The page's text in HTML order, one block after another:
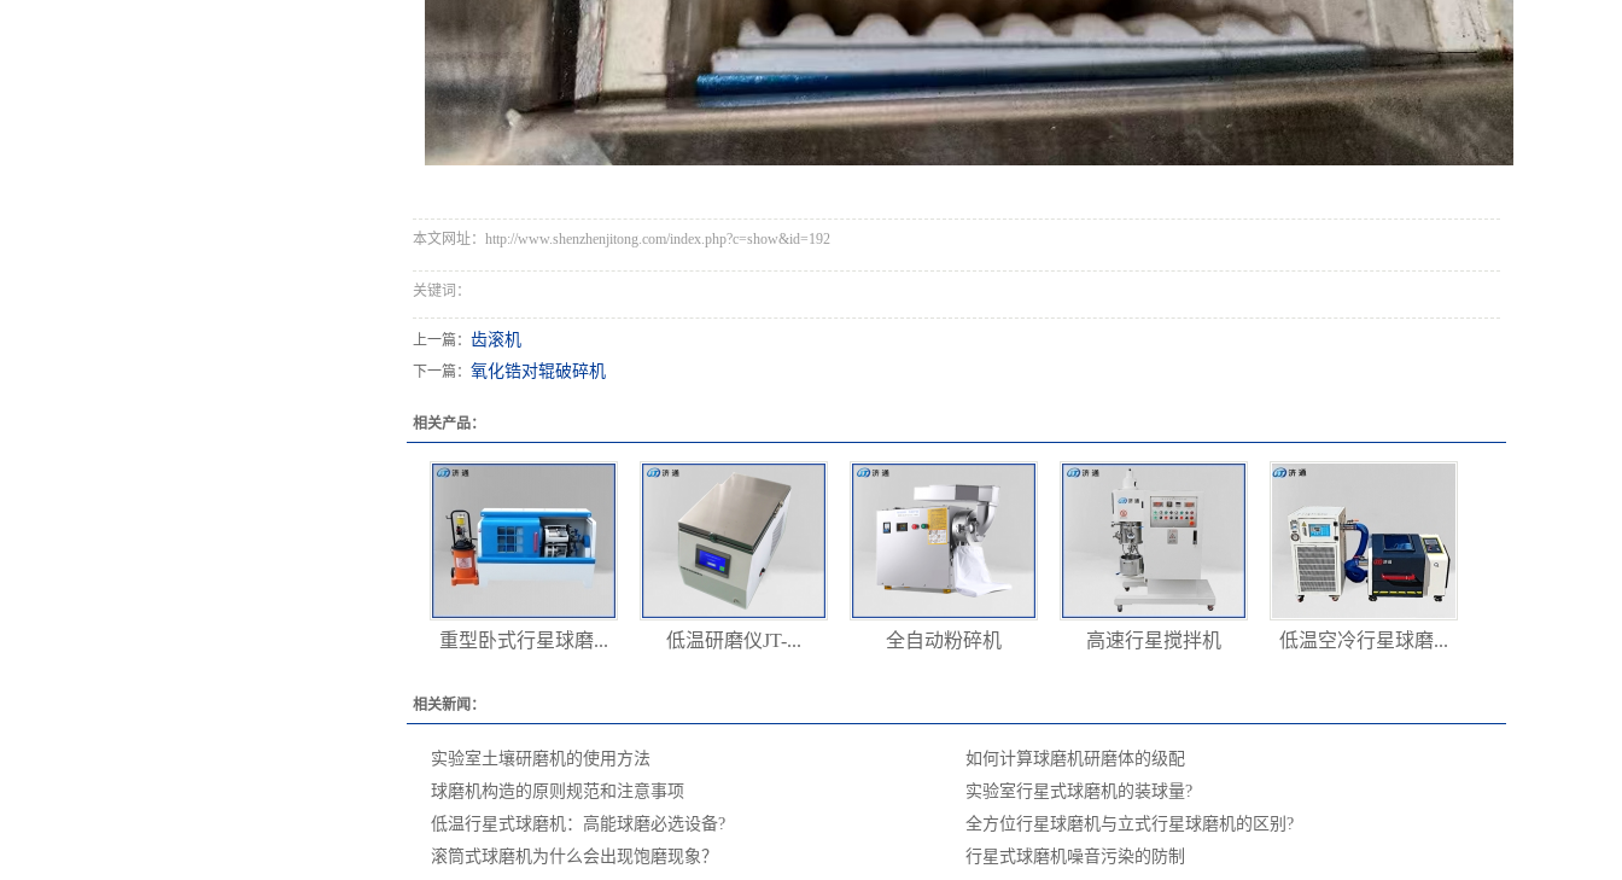
本文网址：http://www.shenzhenjitong.com/index.php?c=show&id=192
关键词：
上一篇： 齿滚机
下一篇： 氧化锆对辊破碎机
相关产品：
重型卧式行星球磨... 低温研磨仪JT-... 全自动粉碎机 高速行星搅拌机 低温空冷行星球磨...
相关新闻：
实验室土壤研磨机的使用方法
如何计算球磨机研磨体的级配
球磨机构造的原则规范和注意事项
实验室行星式球磨机的装球量?
低温行星式球磨机：高能球磨必选设备?
全方位行星球磨机与立式行星球磨机的区别?
滚筒式球磨机为什么会出现饱磨现象？
行星式球磨机噪音污染的防制